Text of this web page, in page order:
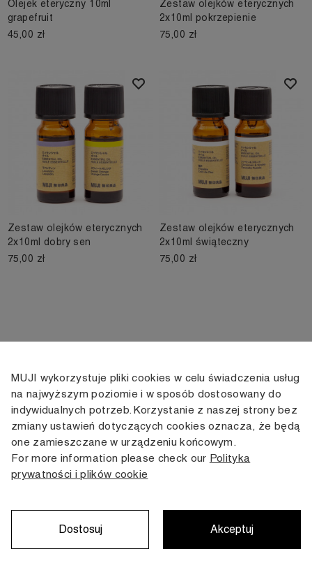
Olejek eteryczny 10ml
grapefruit
45,00 zł
Zestaw olejków eterycznych
2x10ml pokrzepienie
75,00 zł
Zestaw olejków eterycznych
2x10ml dobry sen
75,00 zł
Zestaw olejków eterycznych
2x10ml świąteczny
75,00 zł
KONTAKT
+48 505 166 958
zamowienia@muji.com.pl
Infolinia czynna
od poniedziałku do piątku
KONTO
Moje konto
Historia
INFORMACJE
Dostawa
Regulamin
Karta stałego
Klienta
MUJI wykorzystuje pliki cookies w celu świadczenia usług
na najwyższym poziomie i w sposób dostosowany do
indywidualnych potrzeb. Korzystanie z naszej strony bez
zmiany ustawień dotyczących cookies oznacza, że będą
one zamieszczane w urządzeniu końcowym.
For more information please check our Polityka
prywatności i plików cookie
Dostosuj Akceptuj